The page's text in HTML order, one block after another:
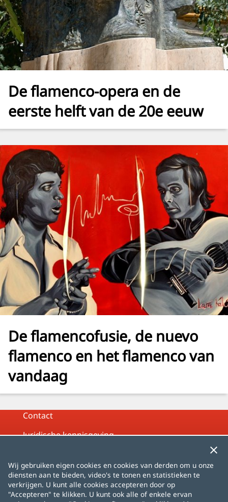
De flamenco-opera en de
eerste helft van de 20e eeuw
De flamencofusie, de nuevo
flamenco en het flamenco van
vandaag
Contact
Juridische kennisgeving
Cookiebeleid
Sitemap
Wij gebruiken eigen cookies en cookies van derden om u onze
diensten aan te bieden, video's te tonen en statistieken te
verkrijgen. U kunt alle cookies accepteren door op
"Accepteren" te klikken. U kunt ook alle of enkele ervan